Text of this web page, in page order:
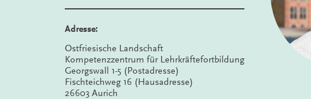
Adresse:
Ostfriesische Landschaft
Kompetenzzentrum für Lehrkräftefortbildung
Georgswall 1-5 (Postadresse)
Fischteichweg 16 (Hausadresse)
26603 Aurich